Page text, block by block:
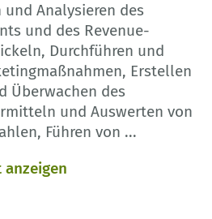
und Analysieren des
und des Revenue-
Durchführen und
Erstellen
Überwachen des
und Auswerten von
Führen von ...